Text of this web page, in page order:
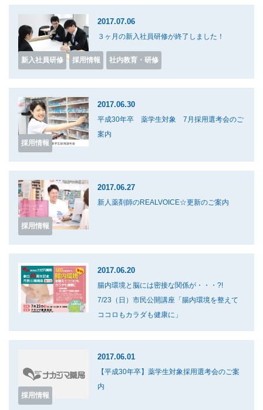
2017.07.06
３ヶ月の新入社員研修が終了しました！
新入社員研修 採用情報 社内教育・研修
2017.06.30
平成30年卒 薬学生対象 7月採用選考会のご
案内
採用情報
2017.06.27
新人薬剤師のREALVOICE☆更新のご案内
採用情報
2017.06.20
腸内環境と脳には密接な関係が・・・?!
7/23（日）市民公開講座「腸内環境を整えて
ココロもカラダも健康に」
2017.06.01
【平成30年卒】薬学生対象採用選考会のご案
内
採用情報